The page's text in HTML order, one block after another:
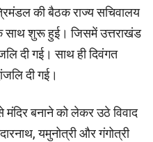
की बैठक राज्य सचिवालय
साथ शुरू हुई। जिसमें उत्तराखंड
दी गई। साथ ही दिवंगत
दी गई।
मंदिर बनाने को लेकर उठे विवाद
यमुनोत्री और गंगोत्री